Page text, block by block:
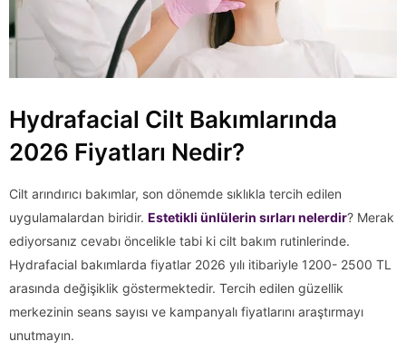
Hydrafacial Cilt Bakımlarında
2026 Fiyatları Nedir?
Cilt arındırıcı bakımlar, son dönemde sıklıkla tercih edilen
uygulamalardan biridir. Estetikli ünlülerin sırları nelerdir? Merak
ediyorsanız cevabı öncelikle tabi ki cilt bakım rutinlerinde.
Hydrafacial bakımlarda fiyatlar 2026 yılı itibariyle 1200- 2500 TL
arasında değişiklik göstermektedir. Tercih edilen güzellik
merkezinin seans sayısı ve kampanyalı fiyatlarını araştırmayı
unutmayın.